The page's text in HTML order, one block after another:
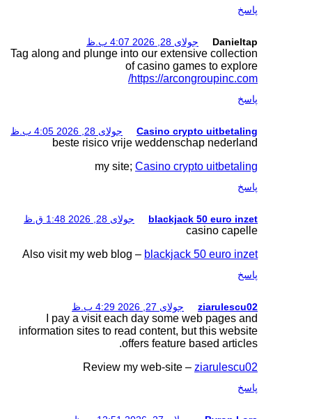
Tag along and plunge
beste risico
Also visit my web
I pay a visit
information sites to